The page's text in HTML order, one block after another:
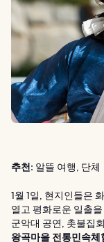
추천: 알뜰 여행, 단체
1월 1일, 현지인들은
열고 평화로운 일출
군악대 공연, 촛불집
왕곡마을 전통민속체